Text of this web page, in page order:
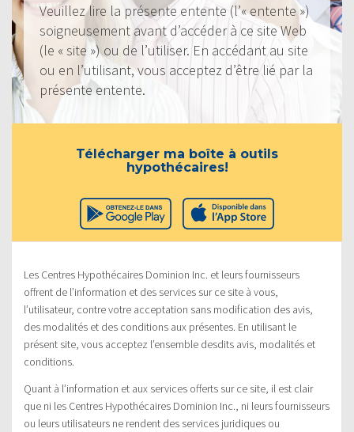
Veuillez lire la présente entente (l’« entente »)
soigneusement avant d’accéder à ce site Web
(le « site ») ou de l’utiliser. En accédant au site
ou en l’utilisant, vous acceptez d’être lié par la
présente entente.
Télécharger ma boîte à outils
hypothécaires!
Les Centres Hypothécaires Dominion Inc. et leurs fournisseurs
offrent de l’information et des services sur ce site à vous,
l’utilisateur, contre votre acceptation sans modification des avis,
des modalités et des conditions aux présentes. En utilisant le
présent site, vous acceptez l’ensemble desdits avis, modalités et
conditions.
Quant à l’information et aux services offerts sur ce site, il est clair
que ni les Centres Hypothécaires Dominion Inc., ni leurs fournisseurs
ou leurs utilisateurs ne rendent des services juridiques ou